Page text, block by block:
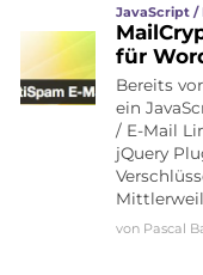
JavaScript /
für
Bereits
ein
/ E-Mail
jQuery
von Pascal